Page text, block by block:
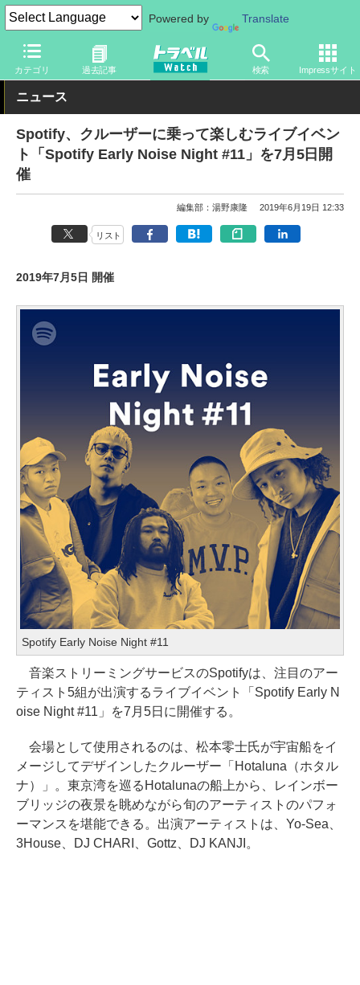
Powered by Translate
カテゴリ 過去記事 検索 Impressサイト
トラベル Watch 旅の方法 船旅 その他
ニュース
Spotify、クルーザーに乗って楽しむライブイベン
ト「Spotify Early Noise Night #11」を7月5日開
催
編集部：湯野康隆 2019年6月19日 12:33
リスト
2019年7月5日 開催
Spotify Early Noise Night #11
音楽ストリーミングサービスのSpotifyは、注目のアー
ティスト5組が出演するライブイベント「Spotify Early N
oise Night #11」を7月5日に開催する。
会場として使用されるのは、松本零士氏が宇宙船をイ
メージしてデザインしたクルーザー「Hotaluna（ホタル
ナ）」。東京湾を巡るHotalunaの船上から、レインボー
ブリッジの夜景を眺めながら旬のアーティストのパフォ
ーマンスを堪能できる。出演アーティストは、Yo-Sea、
3House、DJ CHARI、Gottz、DJ KANJI。